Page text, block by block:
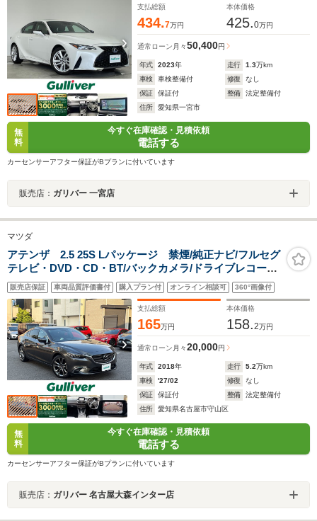
支払総額
434.7万円
本体価格
425.0万円
通常ローン 月々50,400円
年式 2023年 走行 1.3万km
車検
車検整備付 修復
なし
保証
保証付 整備
法定整備付
住所
愛知県一宮市
無
料
今すぐ在庫確認・見積依頼
電話する
カーセンサーアフター保証がBプランに付いています
販売店： ガリバー 一宮店
マツダ
アテンザ 2.5 25S Lパッケージ 禁煙/純正ナビ/フルセグ
テレビ・DVD・CD・BT/バックカメラ/ドライブレコーダ
ー/HUD/BSM/ACC/BOSE/HUD/BSM/ACC/MTモード/パ
ドルシフト/電子ホールド/前席パワーシート・シートヒー
ター/ステアリングヒーター/ETC/
販売店保証 車両品質評価書付 購入プラン付 オンライン相談可 360°画像付
支払総額
165万円
本体価格
158.2万円
通常ローン 月々20,000円
年式 2018年 走行 5.2万km
車検
'27/02 修復
なし
保証
保証付 整備
法定整備付
住所
愛知県名古屋市守山区
無
料
今すぐ在庫確認・見積依頼
電話する
カーセンサーアフター保証がBプランに付いています
販売店： ガリバー 名古屋大森インター店